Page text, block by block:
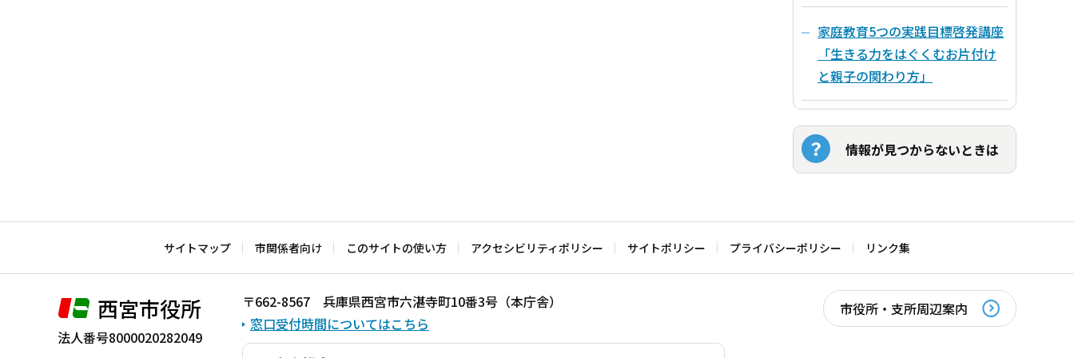
家庭教育5つの実践目標啓発講座
「生きる力をはぐくむお片付け
と親子の関わり方」
情報が見つからないときは
サイトマップ 市関係者向け このサイトの使い方 アクセシビリティポリシー サイトポリシー プライバシーポリシー リンク集
西宮市役所
法人番号8000020282049
〒662-8567 兵庫県西宮市六湛寺町10番3号（本庁舎）
窓口受付時間についてはこちら
市役所・支所周辺案内